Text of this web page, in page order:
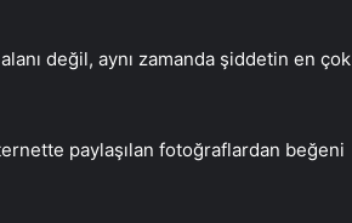
değil, aynı zamanda şiddetin en çok
paylaşılan fotoğraflardan beğeni